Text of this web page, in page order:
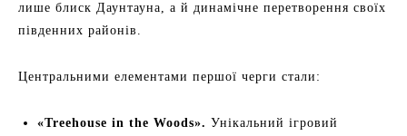
лише блиск Даунтауна, а й динамічне перетворення своїх
південних районів.
Центральними елементами першої черги стали:
«Treehouse in the Woods». Унікальний ігровий